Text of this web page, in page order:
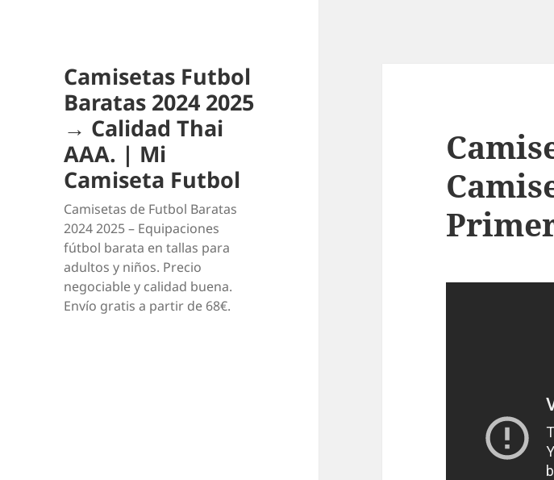
Camisetas Futbol
Baratas 2024 2025
→ Calidad Thai
AAA. | Mi
Camiseta Futbol
Camisetas de Futbol Baratas
2024 2025 – Equipaciones
fútbol barata en tallas para
adultos y niños. Precio
negociable y calidad buena.
Envío gratis a partir de 68€.